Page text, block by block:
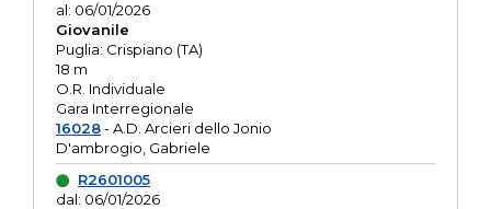
al: 06/01/2026
Giovanile
Puglia: Crispiano (TA)
18 m
O.R. Individuale
Gara Interregionale
16028- A.D. Arcieri dello Jonio
D'ambrogio, Gabriele
R2601005
dal: 06/01/2026